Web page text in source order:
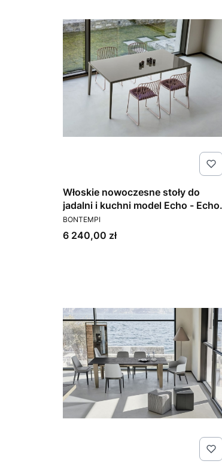
Włoskie nowoczesne stoły do
jadalni i kuchni model Echo - Echo
In Bontempi
PRODUCENT
BONTEMPI
Cena
6 240,00 zł